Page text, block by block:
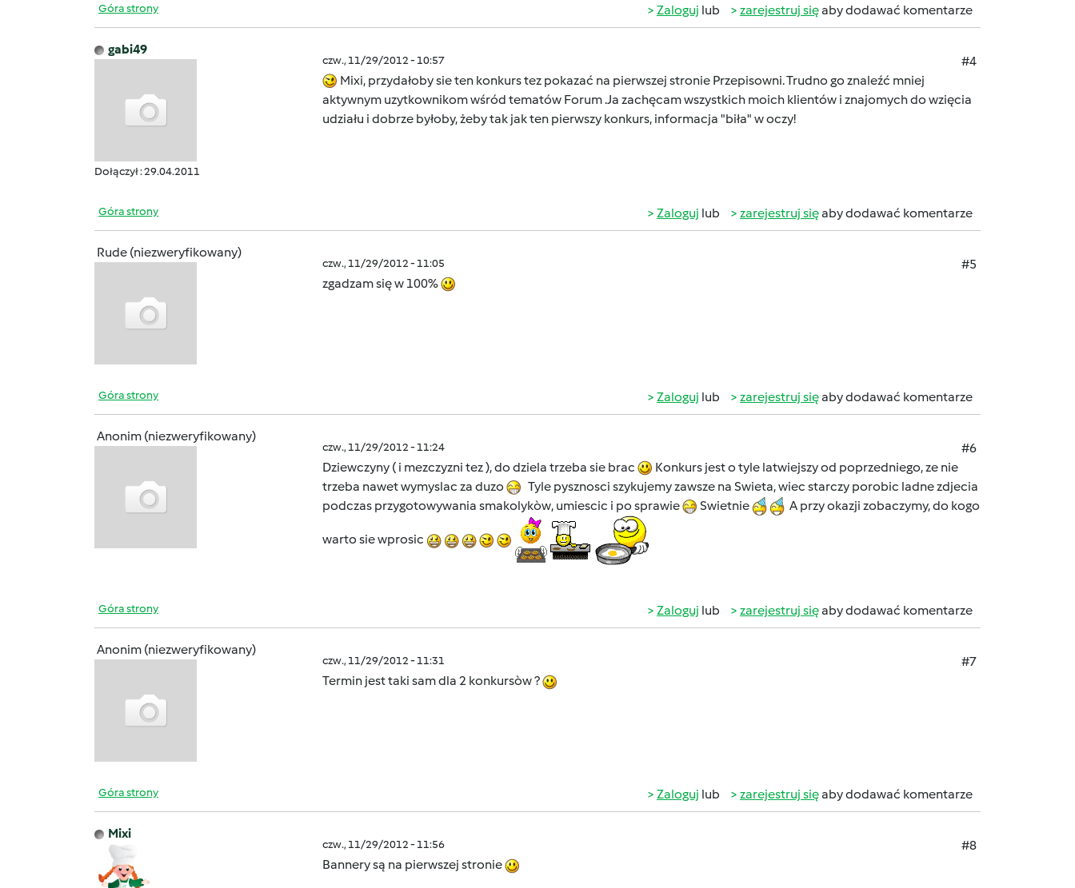
Góra strony Zaloguj lub zarejestruj sięaby dodawać komentarze
gabi49
Dołączył : 29.04.2011
czw., 11/29/2012 - 10:57
#4
Mixi, przydałoby sie ten konkurs tez pokazać na pierwszej stronie Przepisowni. Trudno go znaleźć mniej
aktywnym uzytkownikom wśród tematów Forum .Ja zachęcam wszystkich moich klientów i znajomych do wzięcia
udziału i dobrze byłoby, żeby tak jak ten pierwszy konkurs, informacja "biła" w oczy!
Góra strony Zaloguj lub zarejestruj sięaby dodawać komentarze
Rude (niezweryfikowany)
czw., 11/29/2012 - 11:05
#5
zgadzam się w 100%
Góra strony Zaloguj lub zarejestruj sięaby dodawać komentarze
Anonim (niezweryfikowany)
czw., 11/29/2012 - 11:24
#6
Dziewczyny ( i mezczyzni tez ), do dziela trzeba sie brac
Konkurs jest o tyle latwiejszy od poprzedniego, ze nie
trzeba nawet wymyslac za duzo
Tyle pysznosci szykujemy zawsze na Swieta, wiec starczy porobic ladne zdjecia
podczas przygotowywania smakolykòw, umiescic i po sprawie
Swietnie A przy okazji zobaczymy, do kogo
warto sie wprosic
Góra strony Zaloguj lub zarejestruj sięaby dodawać komentarze
Anonim (niezweryfikowany)
czw., 11/29/2012 - 11:31
#7
Termin jest taki sam dla 2 konkursòw ?
Góra strony Zaloguj lub zarejestruj sięaby dodawać komentarze
Mixi
czw., 11/29/2012 - 11:56
#8
Bannery są na pierwszej stronie